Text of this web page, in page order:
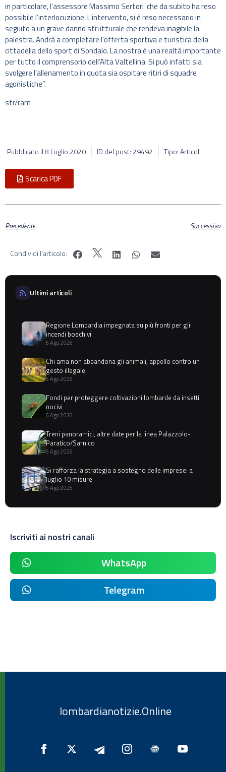
in particolare, l’assessore Massimo Sertori che da subito ha reso
possibile l’interlocuzione. L’intervento, si è reso necessario in
seguito a un grave danno strutturale che rendeva inagibile la
palestra. Andrà a completare l’offerta sportiva e turistica della
cittadella dello sport di Sondalo. La nostra è una realtà importante
per tutto il comprensorio dell’Alta Valtellina. Si può infatti sia
svolgere l’allenamento in quota sia ospitare ritiri di squadre
agonistiche”.
str/ram
Pubblicato il8 Luglio 2020 ID del post: 29492 Tipo: Articoli
Scarica PDF
Precedente Successivo
Condividi l'articolo:
Ultimi articoli
Regione Lombardia impegnata su più fronti per gli
incendi boschivi
6 Ago 2026
Chi ama non abbandona gli animali, appello contro un
gesto illegale
6 Ago 2026
Fondi per proteggere coltivazioni lombarde da insetti
nocivi
6 Ago 2026
Treni panoramici, altre date per la linea Palazzolo-
Paratico/Sarnico
6 Ago 2026
Si rafforza la strategia a sostegno delle imprese: a
luglio 10 misure
6 Ago 2026
Iscriviti ai nostri canali
WhatsApp
Telegram
lombardianotizie.Online